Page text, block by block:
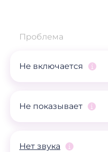
Проблема
Не включается
Не показывает
Нет звука